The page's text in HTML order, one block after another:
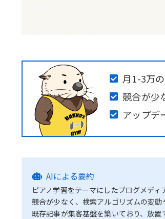
月1-3万
競合が少
アップデ
AIによる要約
ピアノ学習をテーマにしたブログメディ
競合が少なく、検索アルゴリズムの変
既存記事が集客基盤を築いており、放